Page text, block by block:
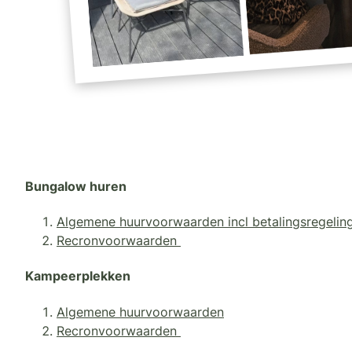
Bungalow huren
Algemene huurvoorwaarden incl
Recronvoorwaarden
Kampeerplekken
Algemene huurvoorwaarden
Recronvoorwaarden